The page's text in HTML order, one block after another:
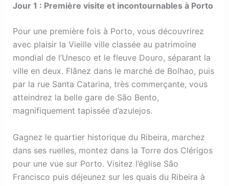
Jour 1 : Première visite et incontournables à Porto
Pour une première fois à Porto, vous découvrirez
avec plaisir la Vieille ville classée au patrimoine
mondial de l’Unesco et le fleuve Douro, séparant la
ville en deux. Flânez dans le marché de Bolhao, puis
par la rue Santa Catarina, très commerçante, vous
atteindrez la belle gare de São Bento,
magnifiquement tapissée d’azulejos.
Gagnez le quartier historique du Ribeira, marchez
dans ses ruelles, montez dans la Torre dos Clérigos
pour une vue sur Porto. Visitez l’église São
Francisco puis déjeunez sur les quais du Ribeira à